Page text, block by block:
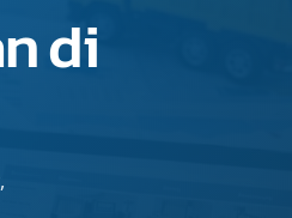
di